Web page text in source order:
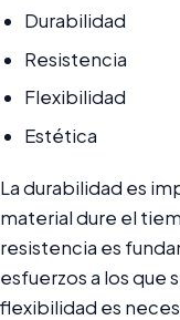
Durabilidad
Resistencia
Flexibilidad
Estética
La durabilidad es
material dure el
resistencia es
esfuerzos a los que
flexibilidad es